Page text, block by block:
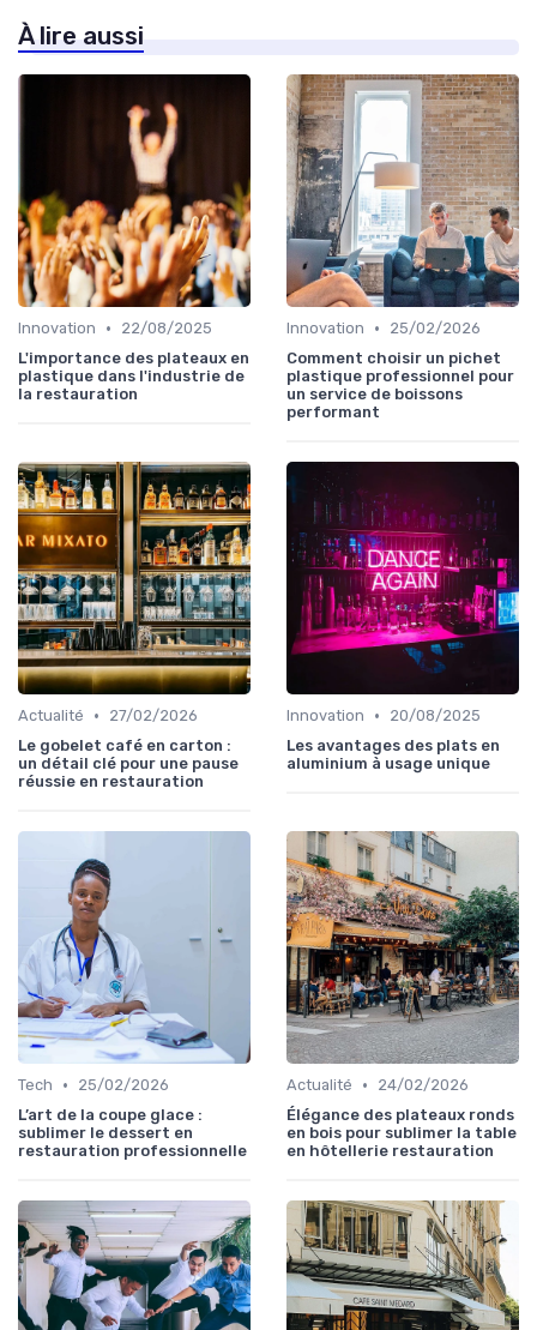
À lire aussi
Innovation •
22/08/2025
L'importance des plateaux en
plastique dans l'industrie de
la restauration
Innovation •
25/02/2026
Comment choisir un pichet
plastique professionnel pour
un service de boissons
performant
Actualité •
27/02/2026
Le gobelet café en carton :
un détail clé pour une pause
réussie en restauration
Innovation •
20/08/2025
Les avantages des plats en
aluminium à usage unique
Tech •
25/02/2026
L’art de la coupe glace :
sublimer le dessert en
restauration professionnelle
Actualité •
24/02/2026
Élégance des plateaux ronds
en bois pour sublimer la table
en hôtellerie restauration